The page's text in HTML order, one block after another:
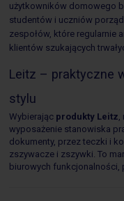
użytkowników domowego
studentów i uczniów
zespołów, które regularnie
klientów szukających
Leitz – praktyczne
stylu
Wybierając produkty Leitz,
wyposażenie stanowiska
dokumenty, przez teczki i
zszywacze i zszywki. To
biurowych funkcjonalności,